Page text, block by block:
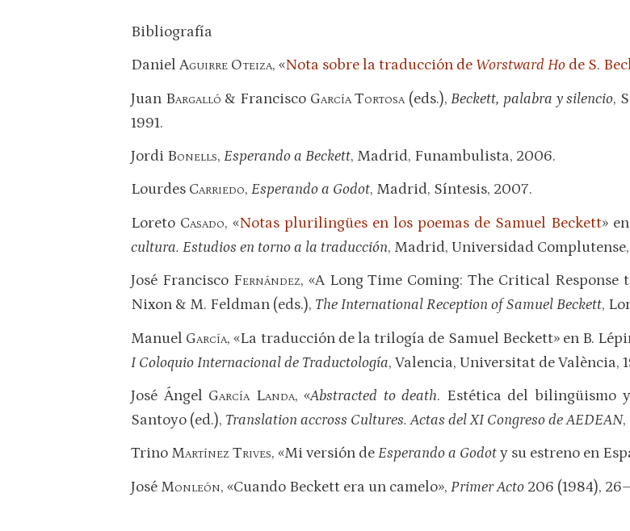
Bibliografía
Daniel Aguirre Oteiza, «Nota sobre la traducción de Worstward Ho de S.
Juan Bargalló & Francisco GarcíaTortosa(eds.),Beckett, palabra y silencio,
1991.
Jordi Bonells, Esperando a Beckett, Madrid, Funambulista, 2006.
Lourdes Carriedo, Esperando a Godot, Madrid, Síntesis, 2007.
Loreto Casado, «Notas plurilingües en los poemas de Samuel Beckett»
cultura. Estudios en torno a la traducción, Madrid, Universidad
José Francisco Fernández, «A Long Time Coming: The Critical
Nixon & M. Feldman (eds.), The International Reception of Samuel Beckett,
Manuel García, «La traducción de la trilogía de Samuel Beckett» en B.
I Coloquio Internacional de Traductología, Valencia, Universitat de València,
José Ángel García Landa, «Abstracted to death. Estética del bilingüismo
Santoyo (ed.), Translation accross Cultures. Actas del XI Congreso de AEDEAN,
Trino Martínez Trives, «Mi versión deEsperando a Godoty su estreno en
José Monleón, «Cuando Beckett era un camelo», Primer Acto 206 (1984),